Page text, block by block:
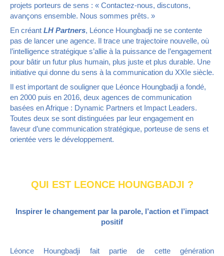
projets porteurs de sens : « Contactez-nous, discutons,
avançons ensemble. Nous sommes prêts. »
En créant LH Partners, Léonce Houngbadji ne se contente
pas de lancer une agence. Il trace une trajectoire nouvelle, où
l’intelligence stratégique s’allie à la puissance de l’engagement
pour bâtir un futur plus humain, plus juste et plus durable. Une
initiative qui donne du sens à la communication du XXIe siècle.
Il est important de souligner que Léonce Houngbadji a fondé,
en 2000 puis en 2016, deux agences de communication
basées en Afrique : Dynamic Partners et Impact Leaders.
Toutes deux se sont distinguées par leur engagement en
faveur d’une communication stratégique, porteuse de sens et
orientée vers le développement.
QUI EST LEONCE HOUNGBADJI ?
Inspirer le changement par la parole, l’action et l’impact
positif
Léonce Houngbadji fait partie de cette génération